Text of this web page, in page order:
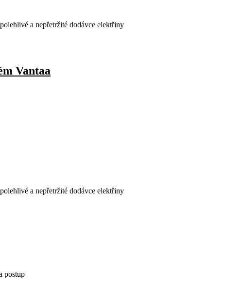
a nepřetržité dodávce elektřiny
Vantaa
a nepřetržité dodávce elektřiny
postup